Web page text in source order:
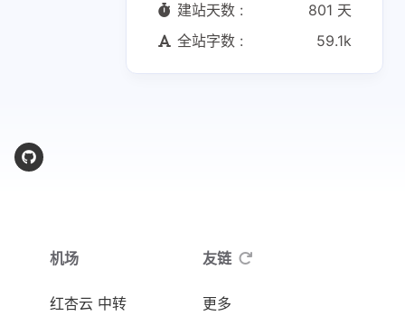
建站天数 :
801 天
全站字数 :
59.1k
机场
红杏云 中转
友链
更多